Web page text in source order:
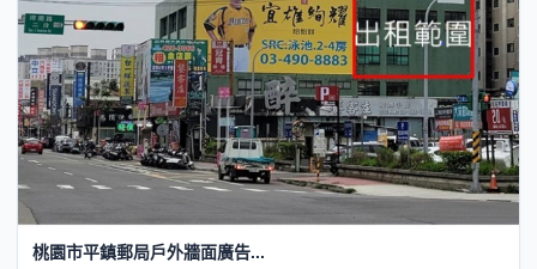
桃園市平鎮郵局戶外牆面廣告...